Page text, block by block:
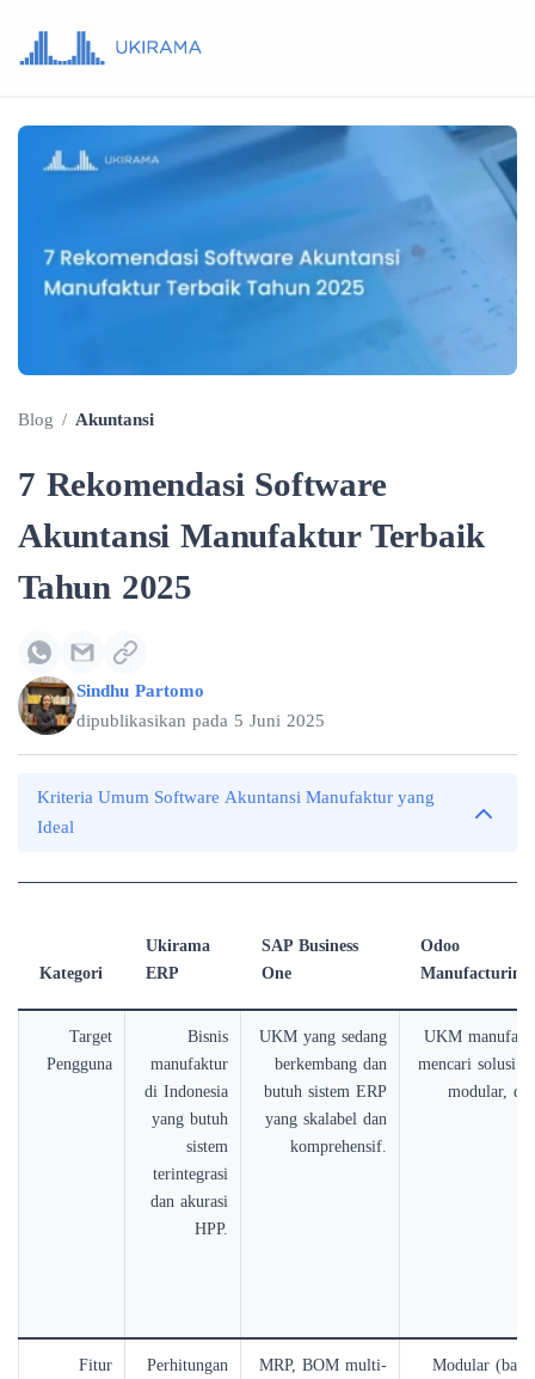
Blog / Akuntansi
7 Rekomendasi Software
Akuntansi Manufaktur Terbaik
Tahun 2025
Sindhu Partomo
dipublikasikan pada 5 Juni 2025
Kriteria Umum Software Akuntansi Manufaktur yang
Ideal
Kategori
Ukirama
ERP
SAP Business
One
Odoo
Manufacturing
Target
Pengguna
Bisnis
manufaktur
di Indonesia
yang butuh
sistem
terintegrasi
dan akurasi
HPP.
UKM yang sedang
berkembang dan
butuh sistem ERP
yang skalabel dan
komprehensif.
UKM
mencari solusi
modular,
Fitur
Perhitungan
MRP, BOM multi-
Modular